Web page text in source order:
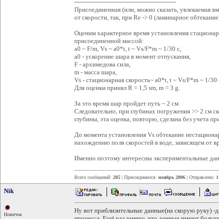
----------------------------------------------------
Присоединенная (или, можно сказать, увлекаемая
от скорости, так, при Re -> 0 (ламинарное
Оценим характерное время установления
присоединенной массой:
a0 ~ F/m, Vs ~ a0*t, t ~ Vs/F*m ~ 1/30 с,
a0 - ускорение шара в момент отпускания,
F - архимедова сила,
m - масса шара,
Vs - стационарная скорость~ a0*t, t ~ Vs/F*m ~ 1/30
Для оценки принял R = 1,5 sm, m = 3 g.
За это время шар пройдет путь ~ 2 см.
Следовательно, при глубинах погружения >> 2 см
глубины, эта оценка, повторю, сделана без учета
До момента установления Vs обтекание
нахождению поля скоростей в воде, зависящем от
Именно поэтому интересны экспериментальные
Всего сообщений: 285 | Присоединился: ноябрь 2006 | Отправлено:
Nik
Новичок
Ну вот приблизительные данные(на скорую руку) -